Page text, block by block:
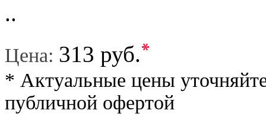
..
Цена: 313 руб.*
* Актуальные цены
публичной офертой